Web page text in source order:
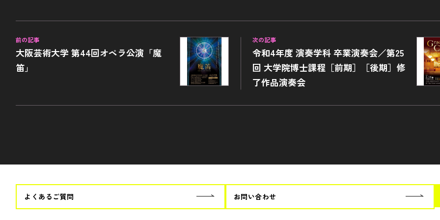
前の記事
大阪芸術大学 第44回オペラ公演「魔
笛」
次の記事
令和4年度 演奏学科 卒業演奏会／第25
回 大学院博士課程［前期］［後期］修
了作品演奏会
よくあるご質問 お問い合わせ